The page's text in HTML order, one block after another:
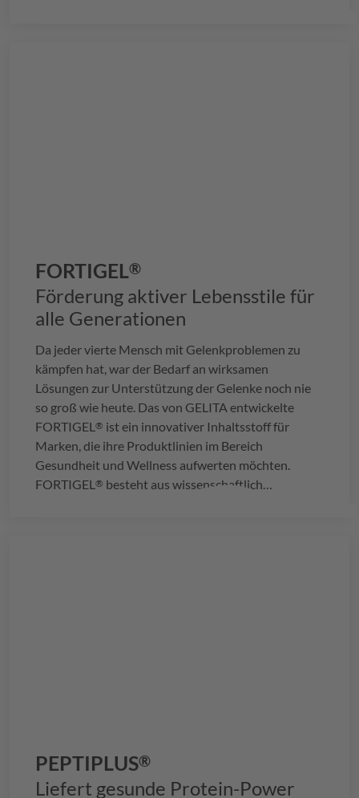
FORTIGEL®
Förderung aktiver Lebensstile für
alle Generationen
Da jeder vierte Mensch mit Gelenkproblemen zu
kämpfen hat, war der Bedarf an wirksamen
Lösungen zur Unterstützung der Gelenke noch nie
so groß wie heute. Das von GELITA entwickelte
FORTIGEL ® ist ein innovativer Inhaltsstoff für
Marken, die ihre Produktlinien im Bereich
Gesundheit und Wellness aufwerten möchten.
FORTIGEL ® besteht aus wissenschaftlich
PEPTIPLUS®
Liefert gesunde Protein-Power